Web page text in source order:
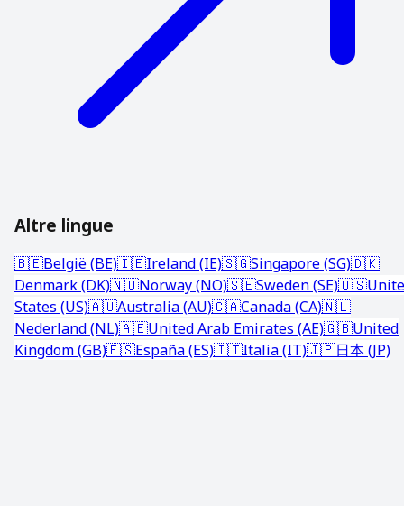
Altre lingue
🇧🇪België (BE)🇮🇪Ireland (IE)🇸🇬Singapore (SG)🇩🇰
Denmark (DK)🇳🇴Norway (NO)🇸🇪Sweden (SE)🇺🇸
States (US)🇦🇺Australia (AU)🇨🇦Canada (CA)🇳🇱
Nederland (NL)🇦🇪United Arab Emirates (AE)🇬🇧United
Kingdom (GB)🇪🇸España (ES)🇮🇹Italia (IT)🇯🇵日本 (JP)